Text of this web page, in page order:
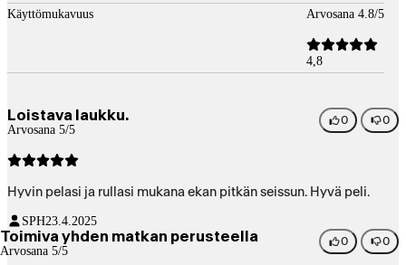
Käyttömukavuus
Arvosana 4.8/5
4,8
Loistava laukku.
Arvosana 5/5
0 0
Hyvin pelasi ja rullasi mukana ekan pitkän seissun. Hyvä peli.
SPH23.4.2025
Toimiva yhden matkan perusteella
Arvosana 5/5
0 0